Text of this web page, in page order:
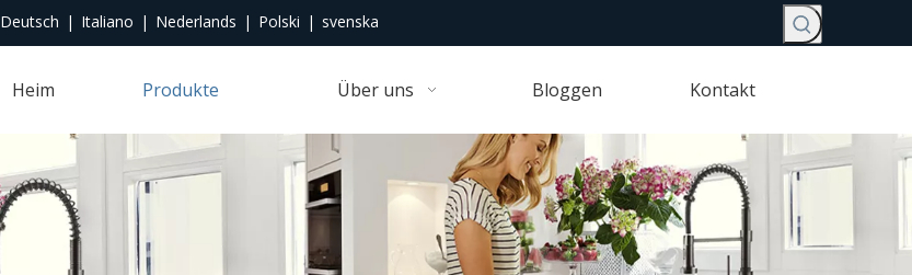
Deutsch | Italiano | Nederlands | Polski | svenska
Heim Produkte Über uns Bloggen Kontakt